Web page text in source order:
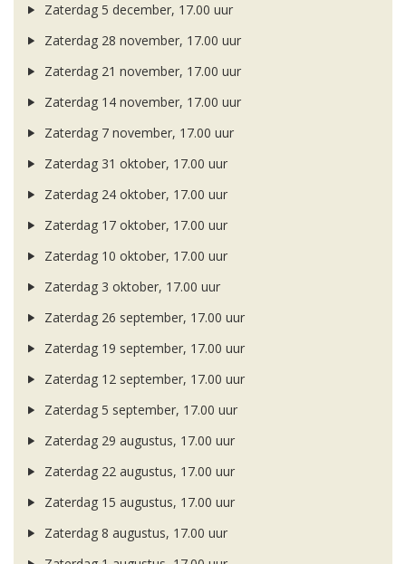
Zaterdag 5 december, 17.00 uur
Zaterdag 28 november, 17.00 uur
Zaterdag 21 november, 17.00 uur
Zaterdag 14 november, 17.00 uur
Zaterdag 7 november, 17.00 uur
Zaterdag 31 oktober, 17.00 uur
Zaterdag 24 oktober, 17.00 uur
Zaterdag 17 oktober, 17.00 uur
Zaterdag 10 oktober, 17.00 uur
Zaterdag 3 oktober, 17.00 uur
Zaterdag 26 september, 17.00 uur
Zaterdag 19 september, 17.00 uur
Zaterdag 12 september, 17.00 uur
Zaterdag 5 september, 17.00 uur
Zaterdag 29 augustus, 17.00 uur
Zaterdag 22 augustus, 17.00 uur
Zaterdag 15 augustus, 17.00 uur
Zaterdag 8 augustus, 17.00 uur